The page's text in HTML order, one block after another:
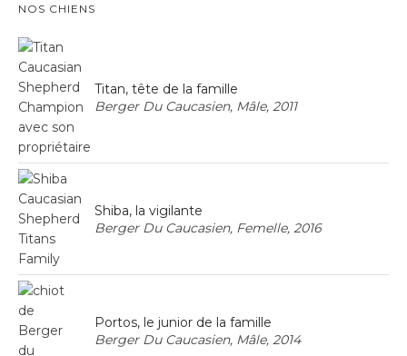
NOS CHIENS
Titan, tête de la famille
Berger Du Caucasien, Mâle, 2011
Shiba, la vigilante
Berger Du Caucasien, Femelle, 2016
Portos, le junior de la famille
Berger Du Caucasien, Mâle, 2014